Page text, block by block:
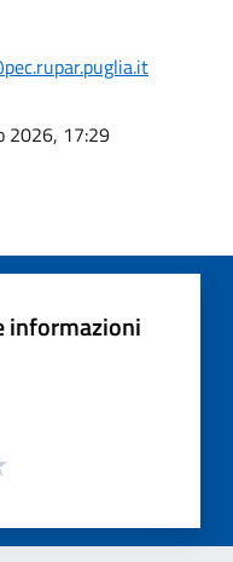
2026, 17:29
informazioni